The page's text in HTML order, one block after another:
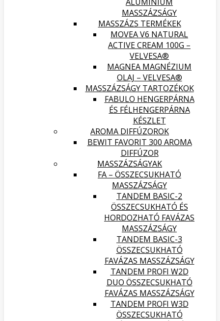
MASSZÁZSÁGY
MASSZÁZS TERMÉKEK
MOVEA V6 NATURAL
ACTIVE CREAM 100G –
VELVESA®
MAGNEA MAGNÉZIUM
OLAJ – VELVESA®
MASSZÁZSÁGY TARTOZÉKOK
FABULO HENGERPÁRNA
ÉS FÉLHENGERPÁRNA
KÉSZLET
AROMA DIFFÚZOROK
BEWIT FAVORIT 300 AROMA
DIFFÚZOR
MASSZÁZSÁGYAK
FA – ÖSSZECSUKHATÓ
MASSZÁZSÁGY
TANDEM BASIC-2
ÖSSZECSUKHATÓ ÉS
HORDOZHATÓ FAVÁZAS
MASSZÁZSÁGY
TANDEM BASIC-3
ÖSSZECSUKHATÓ
FAVÁZAS MASSZÁZSÁGY
TANDEM PROFI W2D
DUO ÖSSZECSUKHATÓ
FAVÁZAS MASSZÁZSÁGY
TANDEM PROFI W3D
ÖSSZECSUKHATÓ